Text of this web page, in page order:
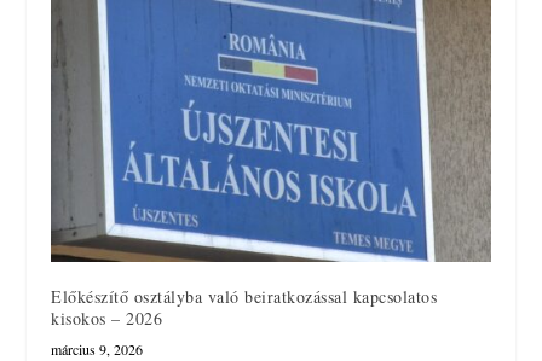
Előkészítő osztályba való beiratkozással kapcsolatos
kisokos – 2026
március 9, 2026